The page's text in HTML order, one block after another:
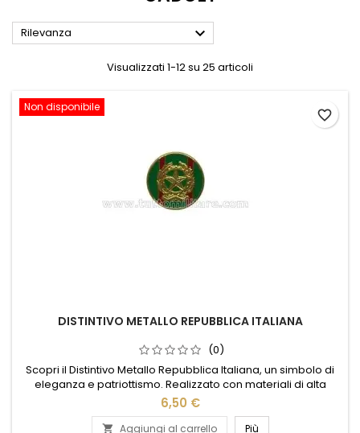
Rilevanza 
Visualizzati 1-12 su 25 articoli
Non disponibile
DISTINTIVO METALLO REPUBBLICA ITALIANA
(0)
Scopri il Distintivo Metallo Repubblica Italiana, un simbolo di
eleganza e patriottismo. Realizzato con materiali di alta
qualità, questo distintivo è perfetto per chi desidera portare
con sé un pezzo di storia italiana. Il suo design raffinato e
dettagliato lo rende ideale per collezionisti, appassionati di
6,50 €
 Aggiungi al carrello Più
favorite_border